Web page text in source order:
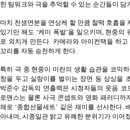
한 팀워크와 극을 추억할 수 있는 순간들이 담
마치 천생연분을 연상케 할 만큼 찰떡 호흡을
있기만 해도 ‘케미 폭발’을 일으키며, 현중의
로 외치게 만든다. 카메라와 아이컨택을 하
꼬리를 자동 승천하게 한다.
특히 극 중 현중이 미란의 생활 습관을 코믹
창을 두고 실랑이를 벌이는 장면 등 상상을
박준수 감독의 연출력은 시청자들의 웃음
로맨스는 물론 사극 콘셉트와 영화 패러디
체로 ‘종합선물세트’ 같은 재미를 선사한다.
아내며, 시종일관 밝고 유쾌한 분위기가 이어